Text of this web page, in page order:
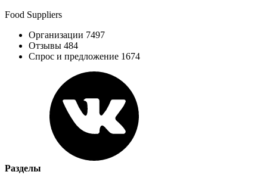
Food Suppliers
Организации 7497
Отзывы 484
Спрос и предложение 1674
Разделы